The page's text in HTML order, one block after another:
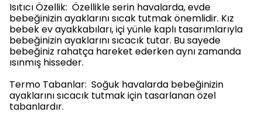
Isıtıcı Özellik: Özellikle serin havalarda, evde
bebeğinizin ayaklarını sıcak tutmak önemlidir. Kız
bebek ev ayakkabıları, içi yünle kaplı tasarımlarıyla
bebeğinizin ayaklarını sıcacık tutar. Bu sayede
bebeğiniz rahatça hareket ederken aynı zamanda
ısınmış hisseder.
Termo Tabanlar: Soğuk havalarda bebeğinizin
ayaklarını sıcacık tutmak için tasarlanan özel
tabanlardır.